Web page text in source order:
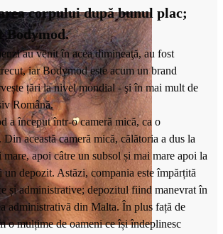
corpului după bunul plac;
Bodymod.
au venit în acea dimineaţă, au fost
iar Bodymod este acum un brand
țări la nivel mondial - şi în mai mult de
Română.
a început într-o cameră mică, ca o
această cameră mică, călătoria a dus la
mare, apoi câtre un subsol și mai mare apoi la
depozit. Astăzi, compania este împărțită
și administrative; depozitul fiind manevrat în
administrativă din Malta. În plus față de
o mulțime de oameni ce își îndeplinesc